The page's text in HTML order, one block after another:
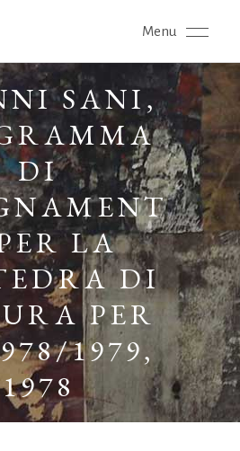
Menu
SANI,
DI
LA
DI
PER
1979,
1978